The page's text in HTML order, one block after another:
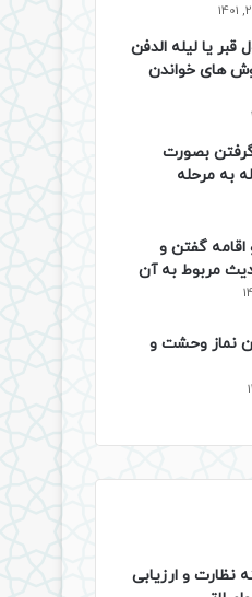
قبر یا لیله الدفن
های خواندن
بصورت
به مرحله
اقامه گفتن و
مربوط به آن
نماز وحشت و
نظارت و ارزیابی